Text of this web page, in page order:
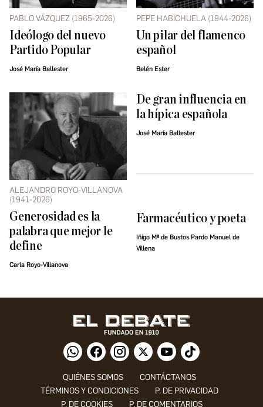
PABLO VÁZQUEZ (1965-2026)
Ideólogo del nuevo
Partido Popular
José María Ballester
PEPE HABICHUELA (1944-2026)
Un pilar del flamenco
español
Belén Ester
ALEJANDRO ROYO-VILLANOVA
(1941-2026)
Generosidad es la
palabra que mejor le
define
Carla Royo-Villanova
De gran influencia en
la hípica española
José María Ballester
Farmacéutico y poeta
Iñigo Mª de Bustos Pardo Manuel de
Villena
QUIÉNES SOMOS
CONTÁCTANOS
TÉRMINOS Y CONDICIONES
P. DE PRIVACIDAD
P. DE COOKIES
P. DE COMENTARIOS